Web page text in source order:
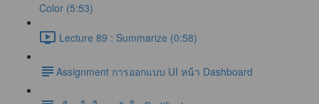
Color (5:53)
Lecture 89 : Summarize (0:58)
​Assignment การออกแบบ UI หน้า Dashboard